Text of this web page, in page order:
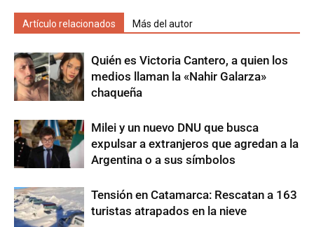
Artículo relacionados Más del autor
Quién es Victoria Cantero, a quien los
medios llaman la «Nahir Galarza»
chaqueña
Milei y un nuevo DNU que busca
expulsar a extranjeros que agredan a la
Argentina o a sus símbolos
Tensión en Catamarca: Rescatan a 163
turistas atrapados en la nieve